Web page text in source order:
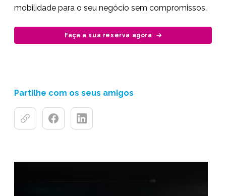
Partilhe com os seus amigos
mobilidade para o seu negócio sem compromissos.
Faça a sua reserva agora